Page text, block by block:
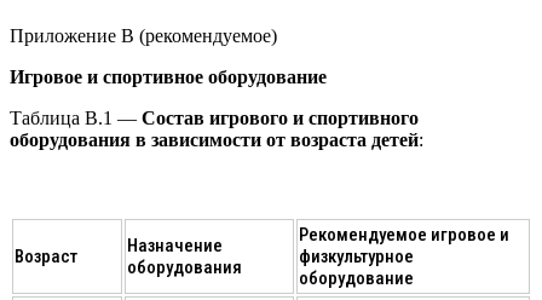
Приложение В (рекомендуемое)
Игровое и спортивное оборудование
Таблица B.1 — Состав игрового и спортивного
оборудования в зависимости от возраста детей:
Возраст
Назначение
оборудования
Рекомендуемое игровое и
физкультурное
оборудование